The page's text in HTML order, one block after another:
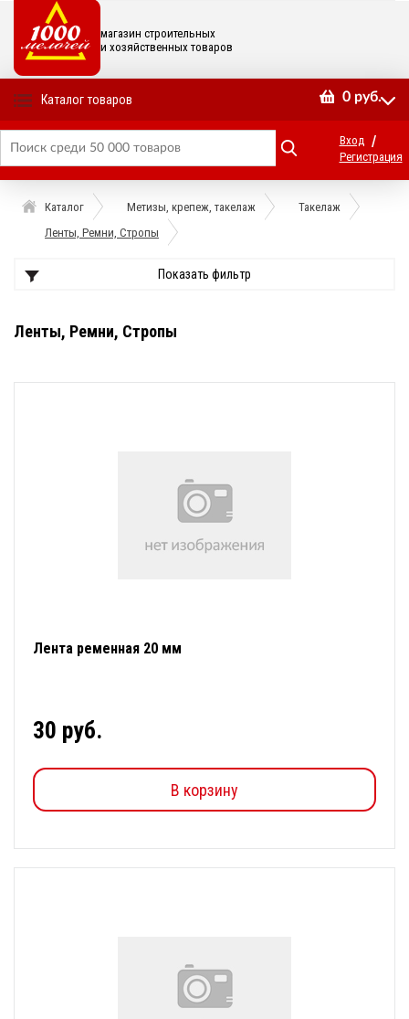
магазин строительных
и хозяйственных товаров
Каталог товаров 0 руб.
Вход /
Регистрация
Каталог Метизы, крепеж, такелаж
Такелаж
Ленты, Ремни, Стропы
Показать фильтр
Ленты, Ремни, Стропы
Лента ременная 20 мм
30 руб.
В корзину